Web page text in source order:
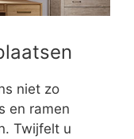
niet zo
en ramen
Twijfelt u